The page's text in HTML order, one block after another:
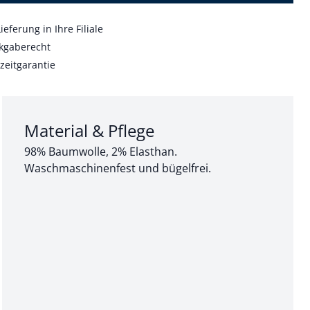
in Ihre Filiale
Abschnitt 3 von 3:
Material & Pflege
98% Baumwolle, 2% Elasthan.
Waschmaschinenfest und bügelfrei.